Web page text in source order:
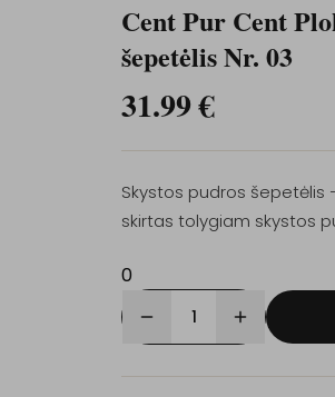
Cent Pur Cent
šepetėlis Nr. 03
31.99€
Skystos pudros šepetėlis
skirtas tolygiam skystos
0
1